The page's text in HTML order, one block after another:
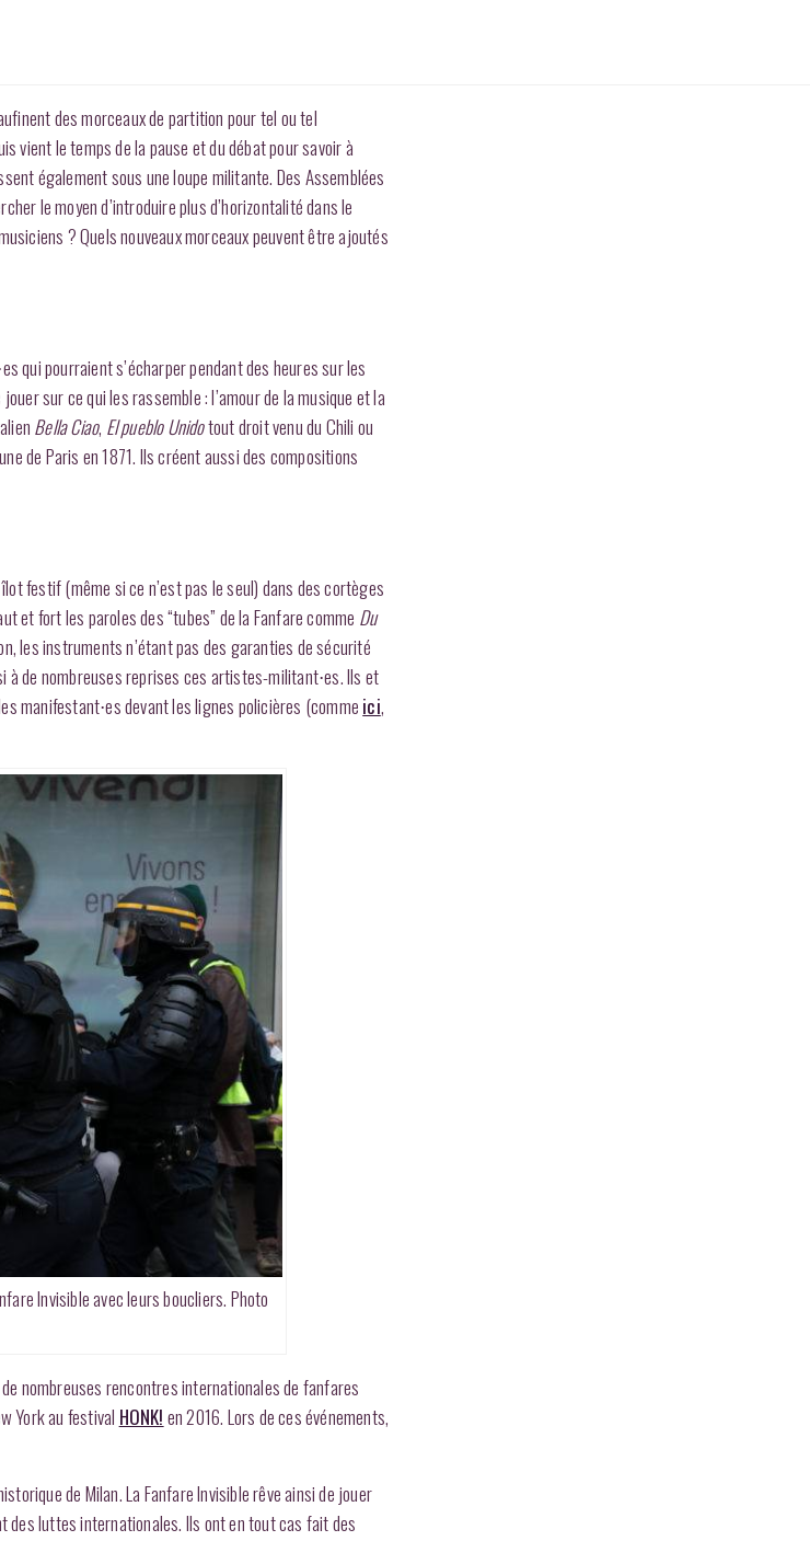
des morceaux de partition pour tel ou tel
vient le temps de la pause et du débat pour savoir à
également sous une loupe militante. Des Assemblées
le moyen d’introduire plus d’horizontalité dans le
? Quels nouveaux morceaux peuvent être ajoutés
qui pourraient s’écharper pendant des heures sur les
sur ce qui les rassemble : l’amour de la musique et la
Bella Ciao, El pueblo Unidotout droit venu du Chili ou
de Paris en 1871. Ils créent aussi des compositions
festif (même si ce n’est pas le seul) dans des cortèges
et fort les paroles des “tubes” de la Fanfare comme Du
les instruments n’étant pas des garanties de sécurité
à de nombreuses reprises ces artistes-militant⋅es. Ils et
manifestant⋅es devant les lignes policières (comme ici,
Invisible avec leurs boucliers. Photo
nombreuses rencontres internationales de fanfares
York au festival HONK! en 2016. Lors de ces événements,
de Milan. La Fanfare Invisible rêve ainsi de jouer
des luttes internationales. Ils ont en tout cas fait des